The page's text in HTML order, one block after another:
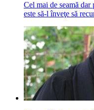
Cel mai de seamă
este să-l înveţe să